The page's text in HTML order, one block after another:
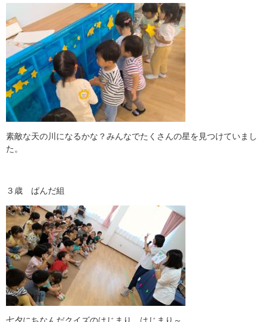
素敵な天の川になるかな？みんなでたくさんの星を見つけていまし
た。
３歳 ぱんだ組
七夕にちなんだクイズのはじまり、はじまり～